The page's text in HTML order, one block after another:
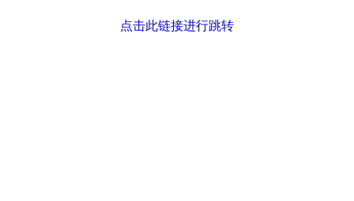
点击此链接进行跳转